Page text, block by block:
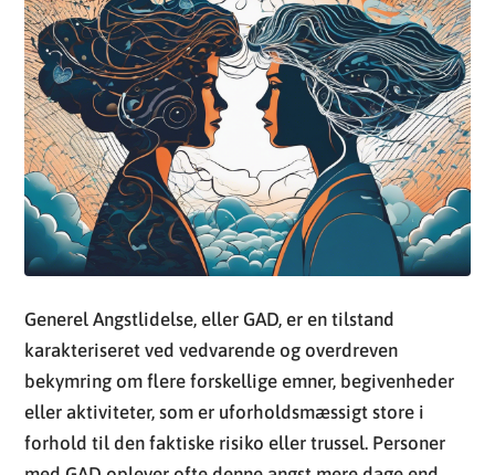
Generel Angstlidelse, eller GAD, er en tilstand
karakteriseret ved vedvarende og overdreven
bekymring om flere forskellige emner, begivenheder
eller aktiviteter, som er uforholdsmæssigt store i
forhold til den faktiske risiko eller trussel. Personer